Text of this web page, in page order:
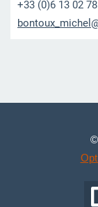
+33 (0)6 13 02 78
bontoux_
©